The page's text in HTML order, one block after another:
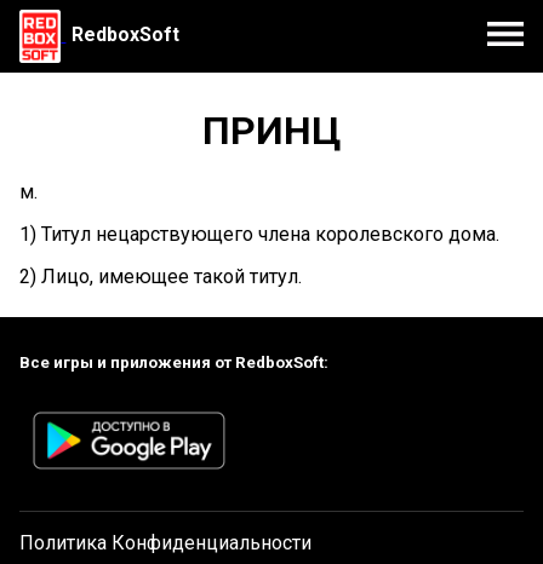
RedboxSoft
ПРИНЦ
м.
1) Титул нецарствующего члена королевского дома.
2) Лицо, имеющее такой титул.
Все игры и приложения от RedboxSoft:
Политика Конфиденциальности